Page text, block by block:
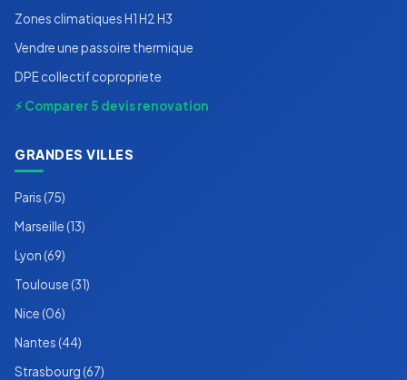
Zones climatiques H1 H2 H3
Vendre une passoire thermique
DPE collectif copropriete
⚡ Comparer 5 devis renovation
GRANDES VILLES
Paris (75)
Marseille (13)
Lyon (69)
Toulouse (31)
Nice (06)
Nantes (44)
Strasbourg (67)